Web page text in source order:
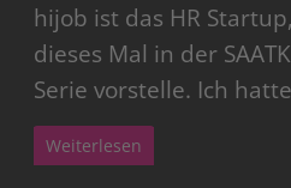
hijob ist das HR
dieses Mal in der
Serie vorstelle. Ich
Weiterlesen